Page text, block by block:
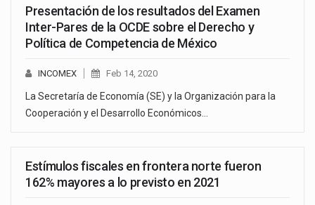
Presentación de los resultados del Examen
Inter-Pares de la OCDE sobre el Derecho y
Política de Competencia de México
INCOMEX Feb 14, 2020
La Secretaría de Economía (SE) y la Organización para la
Cooperación y el Desarrollo Económicos…
Estímulos fiscales en frontera norte fueron
162% mayores a lo previsto en 2021